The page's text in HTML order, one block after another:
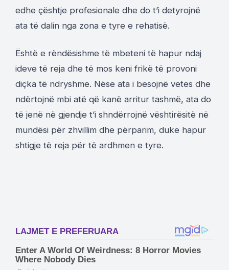
edhe çështje profesionale dhe do t’i detyrojnë
ata të dalin nga zona e tyre e rehatisë.
Është e rëndësishme të mbeteni të hapur ndaj
ideve të reja dhe të mos keni frikë të provoni
diçka të ndryshme. Nëse ata i besojnë vetes dhe
ndërtojnë mbi atë që kanë arritur tashmë, ata do
të jenë në gjendje t’i shndërrojnë vështirësitë në
mundësi për zhvillim dhe përparim, duke hapur
shtigje të reja për të ardhmen e tyre.